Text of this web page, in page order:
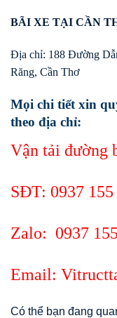
BÃI XE TẠI CẦN
Địa chỉ: 188 Đường
Răng, Cần Thơ
Mọi chi tiết xin
theo địa chỉ:
Vận tải đường
SĐT: 0937
Zalo: 0937
Email:
Có thể bạn đang